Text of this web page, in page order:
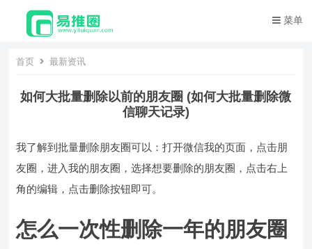
菜单
首页 最新资讯
如何大批量删除以前的朋友圈 (如何大批量删除微
信聊天记录)
我了解到批量删除朋友圈可以：打开微信我的页面，点击朋
友圈，进入我的朋友圈，选择想要删除的朋友圈，点击右上
角的编辑，点击删除按钮即可。
怎么一次性删除一年的朋友圈